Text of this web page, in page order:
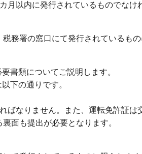
以内に発行されているものでなけ
務署の窓口にて発行されているも
書類についてご説明します。
下の通りです。
ばなりません。また、運転免許証
面も提出が必要となります。